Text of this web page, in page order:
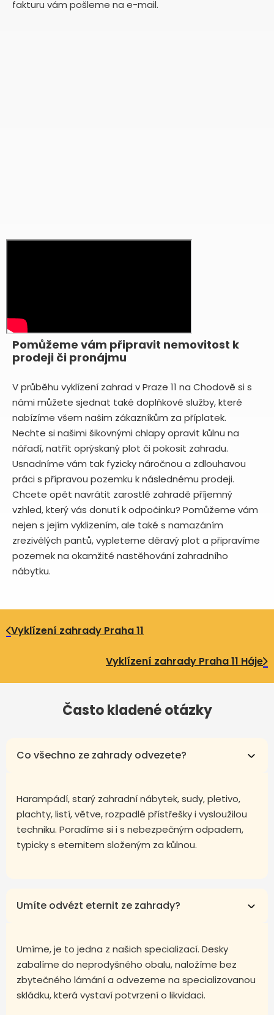
fakturu vám pošleme na e-mail.
Pomůžeme vám připravit nemovitost k
prodeji či pronájmu
V průběhu vyklízení zahrad v Praze 11 na Chodově si s
námi můžete sjednat také doplňkové služby, které
nabízíme všem našim zákazníkům za příplatek.
Nechte si našimi šikovnými chlapy opravit kůlnu na
nářadí, natřít oprýskaný plot či pokosit zahradu.
Usnadníme vám tak fyzicky náročnou a zdlouhavou
práci s přípravou pozemku k následnému prodeji.
Chcete opět navrátit zarostlé zahradě příjemný
vzhled, který vás donutí k odpočinku? Pomůžeme vám
nejen s jejím vyklizením, ale také s namazáním
zrezivělých pantů, vypleteme děravý plot a připravíme
pozemek na okamžité nastěhování zahradního
nábytku.
Vyklízení zahrady Praha 11
Vyklízení zahrady Praha 11 Háje
Často kladené otázky
Co všechno ze zahrady odvezete?
Harampádí, starý zahradní nábytek, sudy, pletivo,
plachty, listí, větve, rozpadlé přístřešky i vysloužilou
techniku. Poradíme si i s nebezpečným odpadem,
typicky s eternitem složeným za kůlnou.
Umíte odvézt eternit ze zahrady?
Umíme, je to jedna z našich specializací. Desky
zabalíme do neprodyšného obalu, naložíme bez
zbytečného lámání a odvezeme na specializovanou
skládku, která vystaví potvrzení o likvidaci.